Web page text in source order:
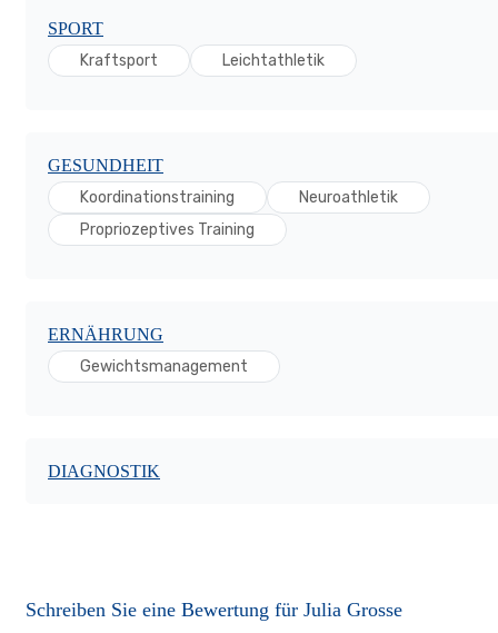
SPORT
Kraftsport
Leichtathletik
GESUNDHEIT
Koordinationstraining
Neuroathletik
Propriozeptives Training
ERNÄHRUNG
Gewichtsmanagement
DIAGNOSTIK
Schreiben Sie eine Bewertung für Julia Grosse